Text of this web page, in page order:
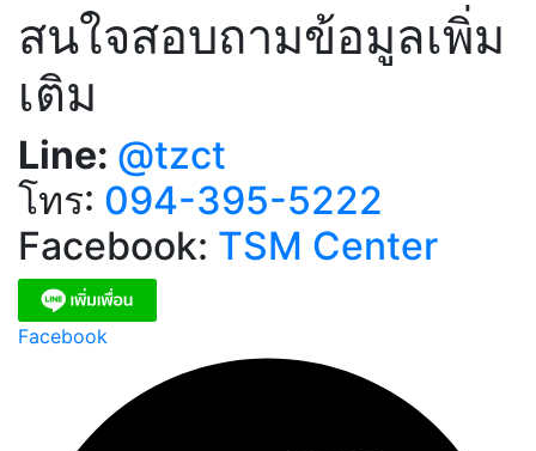
สนใจสอบถามข้อมูลเพิ่ม
เติม
Line: @tzct
โทร: 094-395-5222
Facebook: TSM Center
Facebook